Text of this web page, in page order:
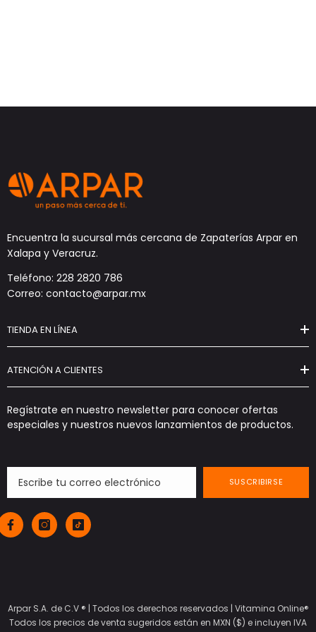
Encuentra la sucursal más cercana de Zapaterías Arpar en
Xalapa y Veracruz.
Teléfono: 228 2820 786
Correo: contacto@arpar.mx
TIENDA EN LÍNEA
ATENCIÓN A CLIENTES
Regístrate en nuestro newsletter para conocer ofertas
especiales y nuestros nuevos lanzamientos de productos.
SUSCRIBIRSE
Arpar S.A. de C.V ® | Todos los derechos reservados | Vitamina Online®
Todos los precios de venta sugeridos están en MXN ($) e incluyen IVA